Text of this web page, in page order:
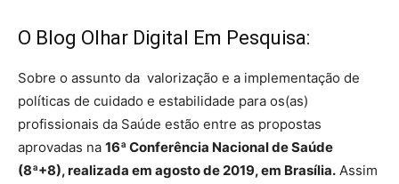
O Blog Olhar Digital Em Pesquisa:
Sobre o assunto da valorização e a implementação de
políticas de cuidado e estabilidade para os(as)
profissionais da Saúde estão entre as propostas
aprovadas na 16ª Conferência Nacional de Saúde
(8ª+8), realizada em agosto de 2019, em Brasília. Assim